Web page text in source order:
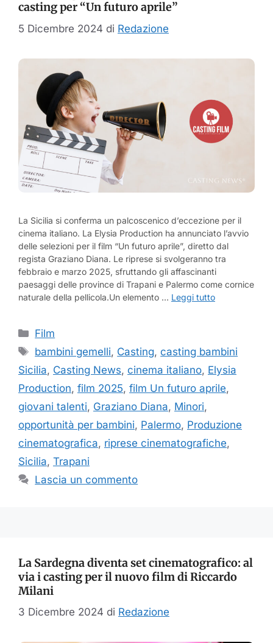
casting per “Un futuro aprile”
5 Dicembre 2024 di Redazione
La Sicilia si conferma un palcoscenico d’eccezione per il
cinema italiano. La Elysia Production ha annunciato l’avvio
delle selezioni per il film “Un futuro aprile”, diretto dal
regista Graziano Diana. Le riprese si svolgeranno tra
febbraio e marzo 2025, sfruttando gli affascinanti
paesaggi delle province di Trapani e Palermo come cornice
naturale della pellicola.Un elemento … Leggi tutto
Categorie
Film
Tag
bambini gemelli, Casting,casting bambini
Sicilia, Casting News, cinema italiano, Elysia
Production, film 2025, film Un futuro aprile,
giovani talenti, Graziano Diana, Minori,
opportunità per bambini, Palermo, Produzione
cinematografica, riprese cinematografiche,
Sicilia, Trapani
Lascia un commento
La Sardegna diventa set cinematografico: al
via i casting per il nuovo film di Riccardo
Milani
3 Dicembre 2024 di Redazione